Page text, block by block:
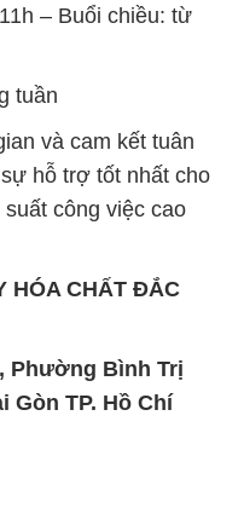
– Buổi chiều: từ
tuần
và cam kết tuân
hỗ trợ tốt nhất cho
công việc cao
HÓA CHẤT ĐẮC
Phường Bình Trị
Gòn TP. Hồ Chí